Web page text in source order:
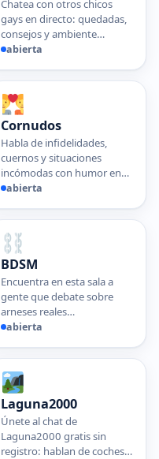
Chatea con otros chicos
gays en directo: quedadas,
consejos y ambiente…
abierta
Cornudos
Habla de infidelidades,
cuernos y situaciones
incómodas con humor en…
abierta
BDSM
Encuentra en esta sala a
gente que debate sobre
arneses reales…
abierta
Laguna2000
Únete al chat de
Laguna2000 gratis sin
registro: hablan de coches…